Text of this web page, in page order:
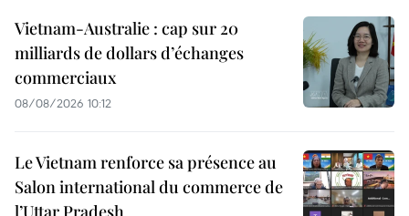
Vietnam-Australie : cap sur 20
milliards de dollars d’échanges
commerciaux
08/08/2026 10:12
Le Vietnam renforce sa présence au
Salon international du commerce de
l’Uttar Pradesh